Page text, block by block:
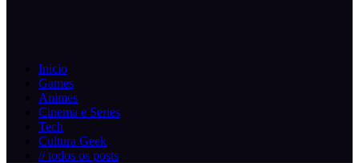
Inicio
Games
Animes
Cinema e Series
Tech
Cultura Geek
// todos os posts